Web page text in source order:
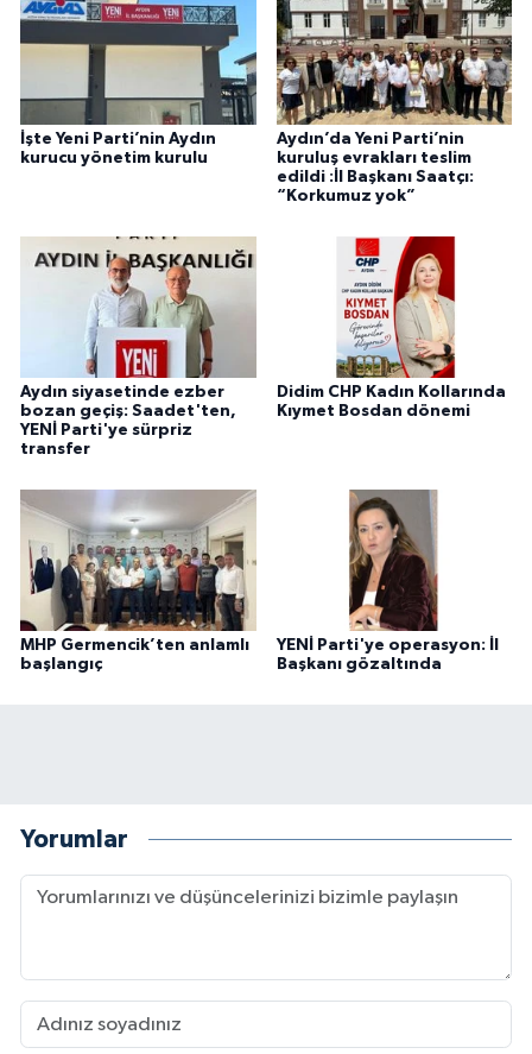
İşte Yeni Parti’nin Aydın
kurucu yönetim kurulu
Aydın’da Yeni Parti’nin
kuruluş evrakları teslim
edildi :İl Başkanı Saatçı:
“Korkumuz yok”
Aydın siyasetinde ezber
bozan geçiş: Saadet'ten,
YENİ Parti'ye sürpriz
transfer
Didim CHP Kadın Kollarında
Kıymet Bosdan dönemi
MHP Germencik’ten anlamlı
başlangıç
YENİ Parti'ye operasyon: İl
Başkanı gözaltında
Yorumlar